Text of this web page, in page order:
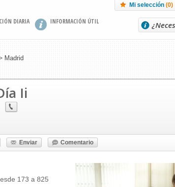
DIARIA INFORMACIÓN ÚTIL
Mi selección (0)
Madrid
Ii
Enviar Comentario
173 a 825